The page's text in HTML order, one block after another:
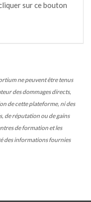
sur ce bouton
ne peuvent être tenus
des dommages directs,
de cette plateforme, ni des
de réputation ou de gains
de formation et les
des informations fournies